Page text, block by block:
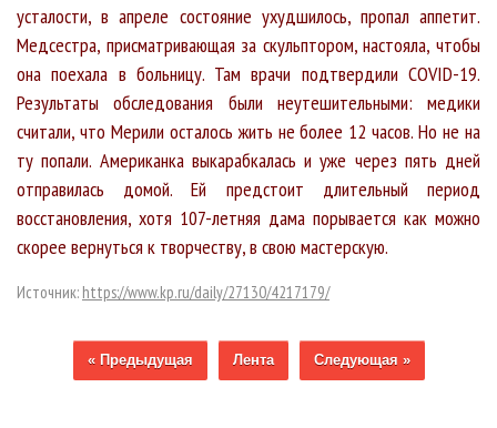
усталости, в апреле состояние ухудшилось, пропал аппетит.
Медсестра, присматривающая за скульптором, настояла, чтобы
она поехала в больницу. Там врачи подтвердили COVID-19.
Результаты обследования были неутешительными: медики
считали, что Мерили осталось жить не более 12 часов. Но не на
ту попали. Американка выкарабкалась и уже через пять дней
отправилась домой. Ей предстоит длительный период
восстановления, хотя 107-летняя дама порывается как можно
скорее вернуться к творчеству, в свою мастерскую.
Источник: https://www.kp.ru/daily/27130/4217179/
« Предыдущая Лента Следующая »